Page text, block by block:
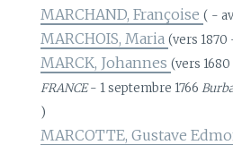
MARCHAND, Françoise( -
MARCHOIS, Maria(vers 1870
MARCK, Johannes(vers 1680
FRANCE- 1 septembre 1766
)
MARCOTTE, Gustave